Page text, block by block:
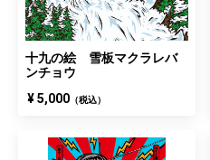
十九の絵 雪板マクラレバ
ンチョウ
¥ 5,000 （税込）